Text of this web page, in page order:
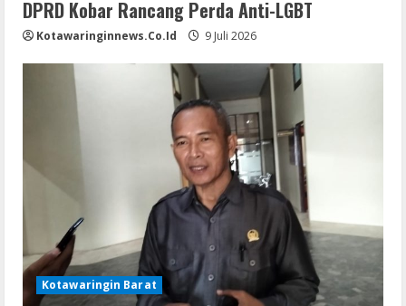
DPRD Kobar Rancang Perda Anti-LGBT
Kotawaringinnews.co.id 9 Juli 2026
Kotawaringin Barat